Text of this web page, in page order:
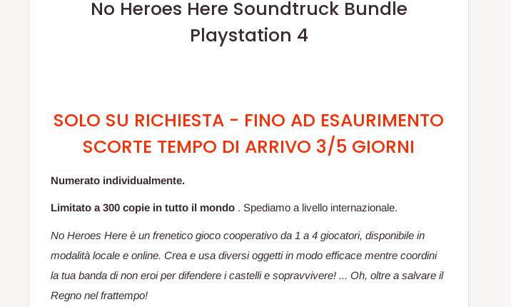
No Heroes Here Soundtruck Bundle
Playstation 4
SOLO SU RICHIESTA - FINO AD ESAURIMENTO
SCORTE TEMPO DI ARRIVO 3/5 GIORNI
Numerato individualmente.
Limitato a 300 copie in tutto il mondo . Spediamo a livello internazionale.
No Heroes Here è un frenetico gioco cooperativo da 1 a 4 giocatori, disponibile in
modalità locale e online. Crea e usa diversi oggetti in modo efficace mentre coordini
la tua banda di non eroi per difendere i castelli e sopravvivere! ... Oh, oltre a salvare il
Regno nel frattempo!